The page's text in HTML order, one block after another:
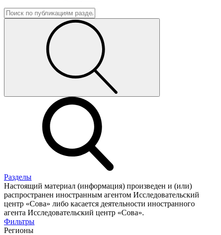
Разделы
Настоящий материал (информация) произведен и (или)
распространен иностранным агентом Исследовательский
центр «Сова» либо касается деятельности иностранного
агента Исследовательский центр «Сова».
Фильтры
Регионы